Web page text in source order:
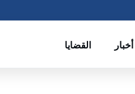
أخبار القضايا